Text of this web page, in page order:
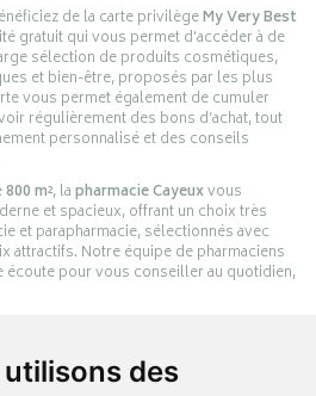
des
de la carte privilègeMy Very Best
gratuit qui vous permet d’accéder à de
sélection de produits cosmétiques,
et bien-être, proposés par les plus
vous permet également de cumuler
régulièrement des bons d’achat, tout
personnalisé et des conseils
800 m², lapharmacie Cayeuxvous
et spacieux, offrant un choix très
et parapharmacie, sélectionnés avec
attractifs. Notre équipe de pharmaciens
écoute pour vous conseiller au quotidien,
Mer – Rang-du-Fliers.